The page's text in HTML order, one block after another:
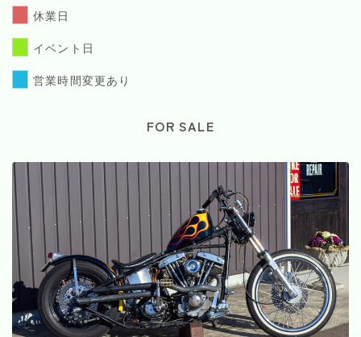
休業日
イベント日
営業時間変更あり
FOR SALE